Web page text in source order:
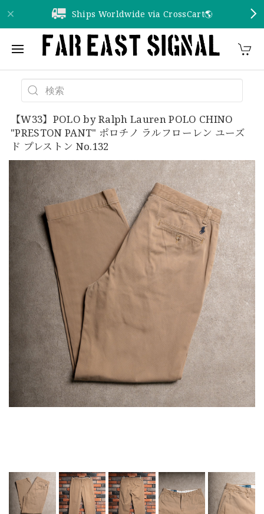
Ships Worldwide via CrossCart🌎️
【W33】POLO by Ralph Lauren POLO CHINO
"PRESTON PANT" ポロチノ ラルフローレン ユーズ
ド プレストン No.132